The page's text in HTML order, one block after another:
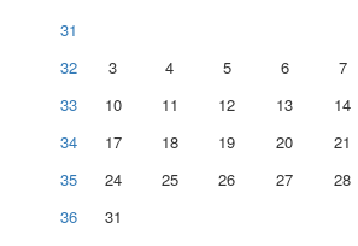
31
32
3 4 5 6 7
33
10 11 12 13 14
34
17 18 19 20 21
35
24 25 26 27 28
36
31